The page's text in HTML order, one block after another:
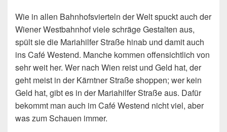
Wie in allen Bahnhofsvierteln der Welt spuckt auch der
Wiener Westbahnhof viele schräge Gestalten aus,
spült sie die Mariahilfer Straße hinab und damit auch
ins Café Westend. Manche kommen offensichtlich von
sehr weit her. Wer nach Wien reist und Geld hat, der
geht meist in der Kärntner Straße shoppen; wer kein
Geld hat, gibt es in der Mariahilfer Straße aus. Dafür
bekommt man auch im Café Westend nicht viel, aber
was zum Schauen immer.